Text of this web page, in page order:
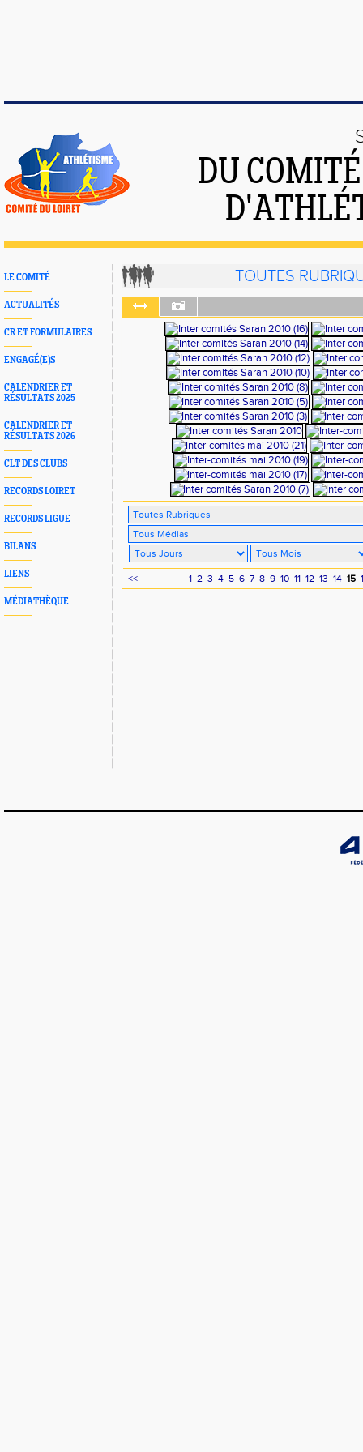
DU
LE COMITÉ
ACTUALITÉS
CR ET FORMULAIRES
ENGAGÉ(E)S
CALENDRIER ET
RÉSULTATS 2025
CALENDRIER ET
RÉSULTATS 2026
CLT DES CLUBS
RECORDS LOIRET
RECORDS LIGUE
BILANS
LIENS
MÉDIATHÈQUE
TOUTES
<< 1 2 3 4 5 6 7 8 9 10 11 12 13 14 15